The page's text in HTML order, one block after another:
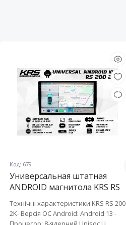
Код: 679
Универсальная штатная
ANDROID магнитола KRS RS
Технічні характеристики KRS RS 200
2K- Версія ОС Android: Android 13 ​-